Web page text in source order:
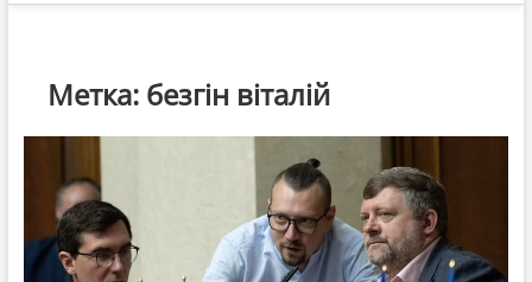
Метка: безгін віталій